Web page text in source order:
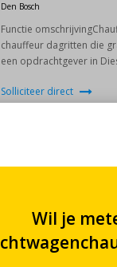
Den Bosch
Functie
chauffeur dagritten die
een opdrachtgever in
Solliciteer direct
gedroomde C/CE
veroveren met onze
Lees verder